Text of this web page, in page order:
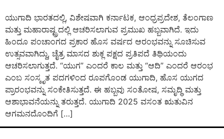
ಯುಗಾದಿ ಭಾರತದಲ್ಲಿ, ವಿಶೇಷವಾಗಿ ಕರ್ನಾಟಕ, ಆಂಧ್ರಪ್ರದೇಶ, ತೆಲಂಗಾಣ
ಮತ್ತು ಮಹಾರಾಷ್ಟ್ರದಲ್ಲಿ ಆಚರಿಸಲಾಗುವ ಪ್ರಮುಖ ಹಬ್ಬವಾಗಿದೆ. ಇದು
ಹಿಂದೂ ಪಂಚಾಂಗದ ಪ್ರಕಾರ ಹೊಸ ವರ್ಷದ ಆರಂಭವನ್ನು ಸೂಚಿಸುವ
ಉತ್ಸವವಾಗಿದ್ದು, ಚೈತ್ರ ಮಾಸದ ಶುಕ್ಲ ಪಕ್ಷದ ಪ್ರತಿಪದೆ ತಿಥಿಯಂದು
ಆಚರಿಸಲಾಗುತ್ತದೆ. “ಯುಗ” ಎಂದರೆ ಕಾಲ ಮತ್ತು “ಆದಿ” ಎಂದರೆ ಆರಂಭ
ಎಂಬ ಸಂಸ್ಕೃತ ಪದಗಳಿಂದ ರೂಪಗೊಂಡ ಯುಗಾದಿ, ಹೊಸ ಯುಗದ
ಪ್ರಾರಂಭವನ್ನು ಸಂಕೇತಿಸುತ್ತದೆ. ಈ ಹಬ್ಬವು ಸಂತೋಷ, ಸಮೃದ್ಧಿ ಮತ್ತು
ಆಶಾಭಾವನೆಯನ್ನು ತರುತ್ತದೆ. ಯುಗಾದಿ 2025 ವಸಂತ ಋತುವಿನ
ಆಗಮನದೊಂದಿಗೆ […]